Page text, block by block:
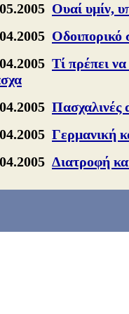
Ουαί υμίν,
Τί πρέπει
Πασχαλινές
Γερμανική
Διατροφή